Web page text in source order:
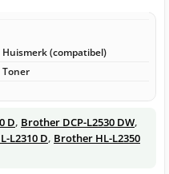
Huismerk (compatibel)
Toner
D, Brother DCP-L2530 DW,
L2310 D, Brother HL-L2350